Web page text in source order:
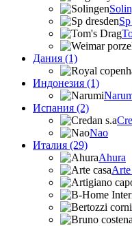
Дания (1)
Индонезия (1)
Испания (2)
Nao
Италия (29)
Ahura
Arte